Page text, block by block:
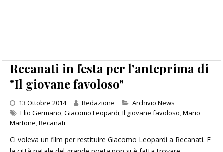
Recanati in festa per l'anteprima di
"Il giovane favoloso"
13 Ottobre 2014 Redazione Categories
Archivio News
Elio Germano,Giacomo Leopardi,Il giovane favoloso,Mario
Martone,Recanati
Ci voleva un film per restituire Giacomo Leopardi a Recanati. E